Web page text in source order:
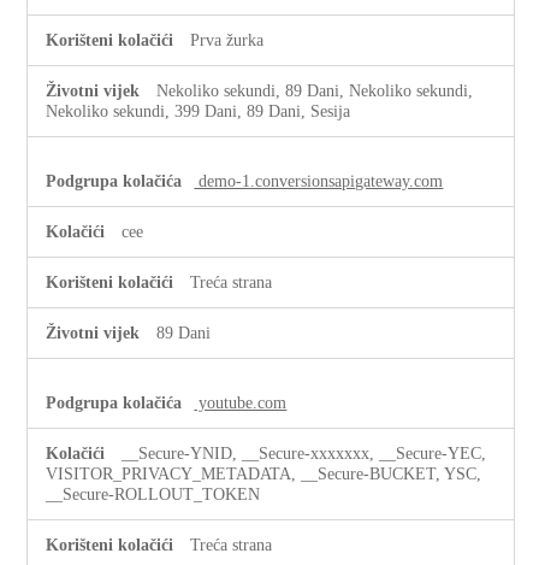
Prva žurka
Nekoliko sekundi, 89 Dani, Nekoliko sekundi,
Nekoliko sekundi, 399 Dani, 89 Dani, Sesija
demo-1.conversionsapigateway.com
cee
Treća strana
89 Dani
youtube.com
__Secure-YNID, __Secure-xxxxxxx, __Secure-YEC,
VISITOR_PRIVACY_METADATA, __Secure-BUCKET, YSC,
__Secure-ROLLOUT_TOKEN
Treća strana